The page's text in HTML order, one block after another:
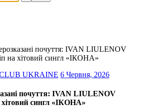
почуття: IVAN LIULENOV
на хітовий сингл «ІКОНА»
UKRAINE 6 Червня, 2026
почуття: IVAN LIULENOV
хітовий сингл «ІКОНА»